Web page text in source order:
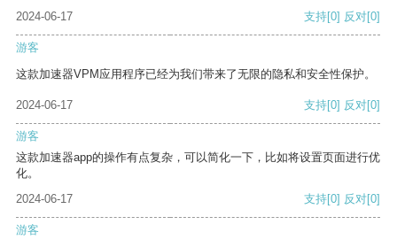
2024-06-17
支持[0] 反对[0]
游客
这款加速器VPM应用程序已经为我们带来了无限的隐私和安全性保护。
2024-06-17 支持[0] 反对[0]
游客
这款加速器app的操作有点复杂，可以简化一下，比如将设置页面进行优
化。
2024-06-17
支持[0] 反对[0]
游客